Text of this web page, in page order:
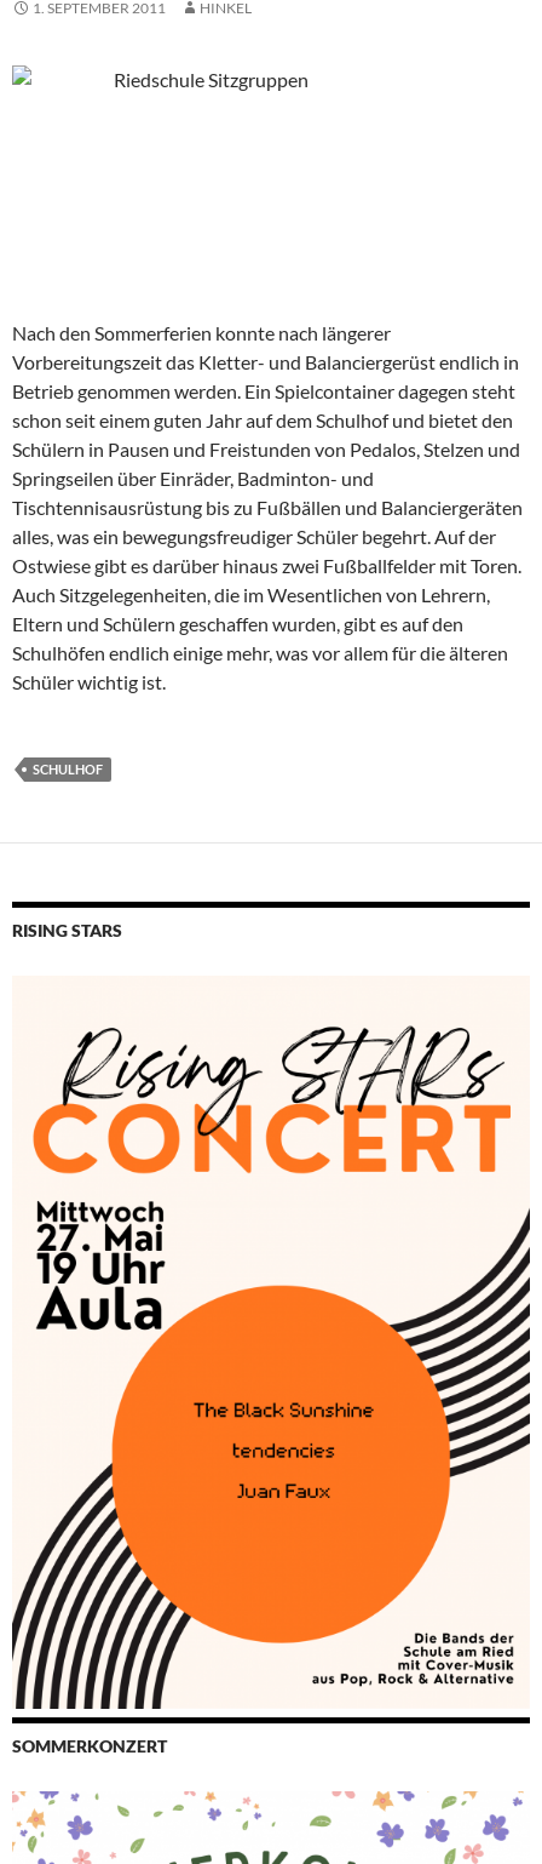
1. SEPTEMBER 2011 HINKEL
Nach den Sommerferien konnte nach längerer
Vorbereitungszeit das Kletter- und Balanciergerüst endlich in
Betrieb genommen werden. Ein Spielcontainer dagegen steht
schon seit einem guten Jahr auf dem Schulhof und bietet den
Schülern in Pausen und Freistunden von Pedalos, Stelzen und
Springseilen über Einräder, Badminton- und
Tischtennisausrüstung bis zu Fußbällen und Balanciergeräten
alles, was ein bewegungsfreudiger Schüler begehrt. Auf der
Ostwiese gibt es darüber hinaus zwei Fußballfelder mit Toren.
Auch Sitzgelegenheiten, die im Wesentlichen von Lehrern,
Eltern und Schülern geschaffen wurden, gibt es auf den
Schulhöfen endlich einige mehr, was vor allem für die älteren
Schüler wichtig ist.
SCHULHOF
RISING STARS
SOMMERKONZERT